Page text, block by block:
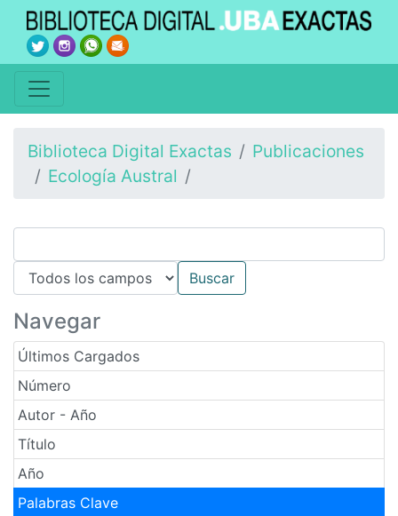
Biblioteca Digital Exactas
Publicaciones
Ecología Austral
Navegar
Últimos Cargados
Número
Autor - Año
Título
Año
Palabras Clave